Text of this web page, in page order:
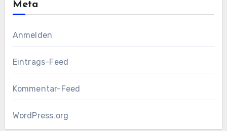
Meta
Anmelden
Eintrags-Feed
Kommentar-Feed
WordPress.org